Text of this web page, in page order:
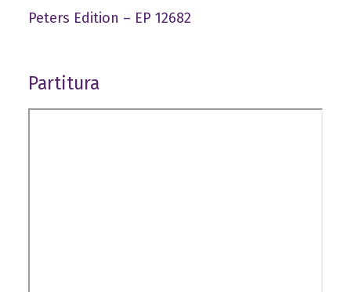
Peters Edition – EP 12682
Partitura